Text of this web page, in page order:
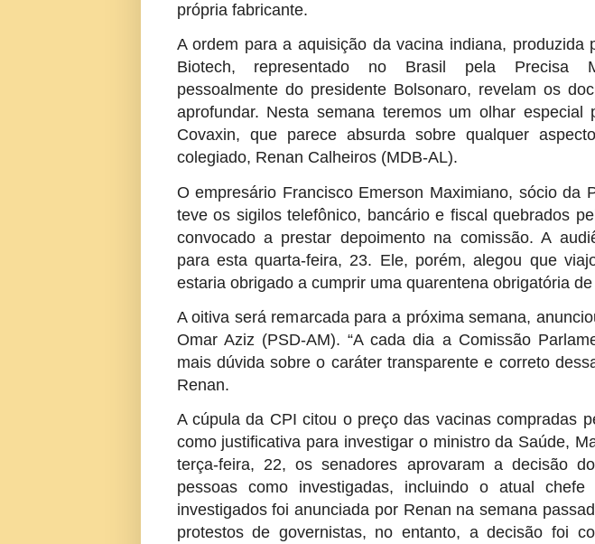
própria fabricante.
A ordem para a aquisição da vacina indiana, produzida
Biotech, representado no Brasil pela Precisa
pessoalmente do presidente Bolsonaro, revelam os
aprofundar. Nesta semana teremos um olhar especial
Covaxin, que parece absurda sobre qualquer
colegiado, Renan Calheiros (MDB-AL).
O empresário Francisco Emerson Maximiano, sócio da
teve os sigilos telefônico, bancário e fiscal quebrados
convocado a prestar depoimento na comissão. A
para esta quarta-feira, 23. Ele, porém, alegou que
estaria obrigado a cumprir uma quarentena obrigatória
A oitiva será remarcada para a próxima semana,
Omar Aziz (PSD-AM). “A cada dia a Comissão
mais dúvida sobre o caráter transparente e correto
Renan.
A cúpula da CPI citou o preço das vacinas compradas
como justificativa para investigar o ministro da Saúde,
terça-feira, 22, os senadores aprovaram a decisão
pessoas como investigadas, incluindo o atual
investigados foi anunciada por Renan na semana
protestos de governistas, no entanto, a decisão foi